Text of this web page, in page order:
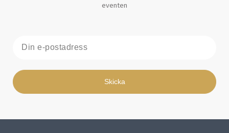
eventen
Skicka